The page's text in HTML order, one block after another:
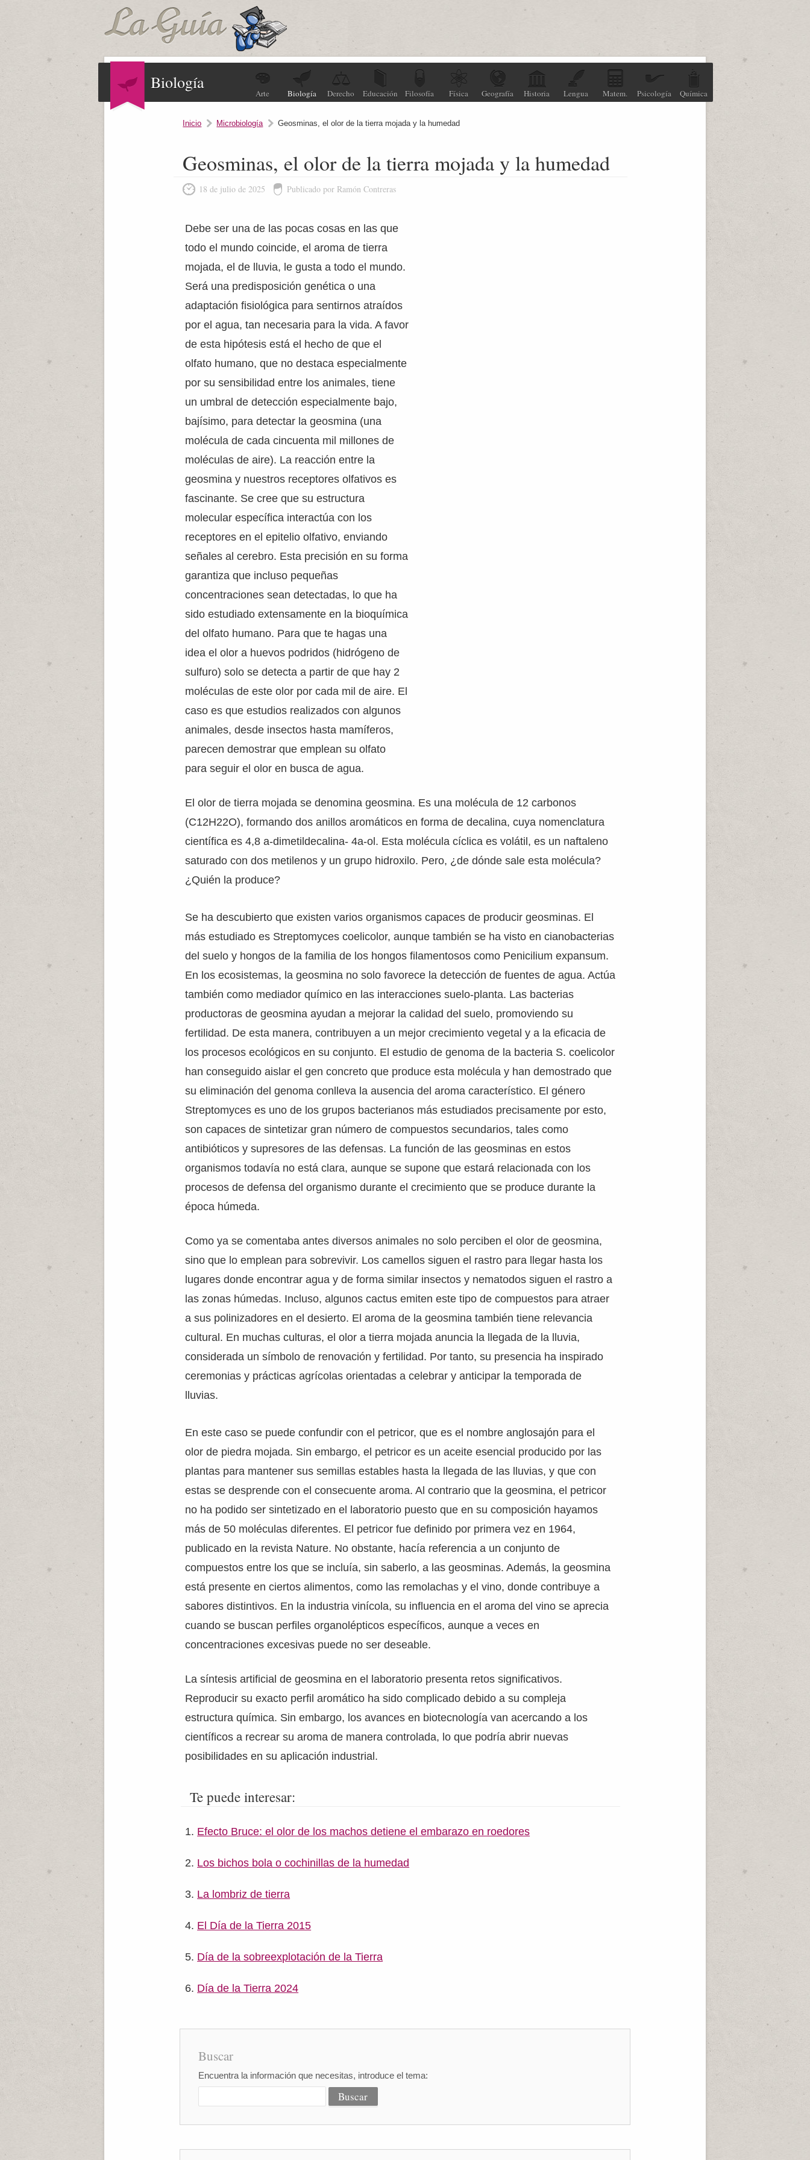
Biología
Arte Biología Derecho Educación Filosofía Física Geografía Historia Lengua Matem. Psicología Química
Inicio Microbiología Geosminas, el olor de la tierra mojada y la humedad
Geosminas, el olor de la tierra mojada y la humedad
18 de julio de 2025 Publicado por Ramón Contreras
Debe ser una de las pocas cosas en las que
todo el mundo coincide, el aroma de tierra
mojada, el de lluvia, le gusta a todo el mundo.
Será una predisposición genética o una
adaptación fisiológica para sentirnos atraídos
por el agua, tan necesaria para la vida. A favor
de esta hipótesis está el hecho de que el
olfato humano, que no destaca especialmente
por su sensibilidad entre los animales, tiene
un umbral de detección especialmente bajo,
bajísimo, para detectar la geosmina (una
molécula de cada cincuenta mil millones de
moléculas de aire). La reacción entre la
geosmina y nuestros receptores olfativos es
fascinante. Se cree que su estructura
molecular específica interactúa con los
receptores en el epitelio olfativo, enviando
señales al cerebro. Esta precisión en su forma
garantiza que incluso pequeñas
concentraciones sean detectadas, lo que ha
sido estudiado extensamente en la bioquímica
del olfato humano. Para que te hagas una
idea el olor a huevos podridos (hidrógeno de
sulfuro) solo se detecta a partir de que hay 2
moléculas de este olor por cada mil de aire. El
caso es que estudios realizados con algunos
animales, desde insectos hasta mamíferos,
parecen demostrar que emplean su olfato
para seguir el olor en busca de agua.
El olor de tierra mojada se denomina geosmina. Es una molécula de 12 carbonos
(C12H22O), formando dos anillos aromáticos en forma de decalina, cuya nomenclatura
científica es 4,8 a-dimetildecalina- 4a-ol. Esta molécula cíclica es volátil, es un naftaleno
saturado con dos metilenos y un grupo hidroxilo. Pero, ¿de dónde sale esta molécula?
¿Quién la produce?
Se ha descubierto que existen varios organismos capaces de producir geosminas. El
más estudiado es Streptomyces coelicolor, aunque también se ha visto en cianobacterias
del suelo y hongos de la familia de los hongos filamentosos como Penicilium expansum.
En los ecosistemas, la geosmina no solo favorece la detección de fuentes de agua. Actúa
también como mediador químico en las interacciones suelo-planta. Las bacterias
productoras de geosmina ayudan a mejorar la calidad del suelo, promoviendo su
fertilidad. De esta manera, contribuyen a un mejor crecimiento vegetal y a la eficacia de
los procesos ecológicos en su conjunto. El estudio de genoma de la bacteria S. coelicolor
han conseguido aislar el gen concreto que produce esta molécula y han demostrado que
su eliminación del genoma conlleva la ausencia del aroma característico. El género
Streptomyces es uno de los grupos bacterianos más estudiados precisamente por esto,
son capaces de sintetizar gran número de compuestos secundarios, tales como
antibióticos y supresores de las defensas. La función de las geosminas en estos
organismos todavía no está clara, aunque se supone que estará relacionada con los
procesos de defensa del organismo durante el crecimiento que se produce durante la
época húmeda.
Como ya se comentaba antes diversos animales no solo perciben el olor de geosmina,
sino que lo emplean para sobrevivir. Los camellos siguen el rastro para llegar hasta los
lugares donde encontrar agua y de forma similar insectos y nematodos siguen el rastro a
las zonas húmedas. Incluso, algunos cactus emiten este tipo de compuestos para atraer
a sus polinizadores en el desierto. El aroma de la geosmina también tiene relevancia
cultural. En muchas culturas, el olor a tierra mojada anuncia la llegada de la lluvia,
considerada un símbolo de renovación y fertilidad. Por tanto, su presencia ha inspirado
ceremonias y prácticas agrícolas orientadas a celebrar y anticipar la temporada de
lluvias.
En este caso se puede confundir con el petricor, que es el nombre anglosajón para el
olor de piedra mojada. Sin embargo, el petricor es un aceite esencial producido por las
plantas para mantener sus semillas estables hasta la llegada de las lluvias, y que con
estas se desprende con el consecuente aroma. Al contrario que la geosmina, el petricor
no ha podido ser sintetizado en el laboratorio puesto que en su composición hayamos
más de 50 moléculas diferentes. El petricor fue definido por primera vez en 1964,
publicado en la revista Nature. No obstante, hacía referencia a un conjunto de
compuestos entre los que se incluía, sin saberlo, a las geosminas. Además, la geosmina
está presente en ciertos alimentos, como las remolachas y el vino, donde contribuye a
sabores distintivos. En la industria vinícola, su influencia en el aroma del vino se aprecia
cuando se buscan perfiles organolépticos específicos, aunque a veces en
concentraciones excesivas puede no ser deseable.
La síntesis artificial de geosmina en el laboratorio presenta retos significativos.
Reproducir su exacto perfil aromático ha sido complicado debido a su compleja
estructura química. Sin embargo, los avances en biotecnología van acercando a los
científicos a recrear su aroma de manera controlada, lo que podría abrir nuevas
posibilidades en su aplicación industrial.
Te puede interesar:
Efecto Bruce: el olor de los machos detiene el embarazo en roedores
Los bichos bola o cochinillas de la humedad
La lombriz de tierra
El Día de la Tierra 2015
Día de la sobreexplotación de la Tierra
Día de la Tierra 2024
Buscar
Encuentra la información que necesitas, introduce el tema: